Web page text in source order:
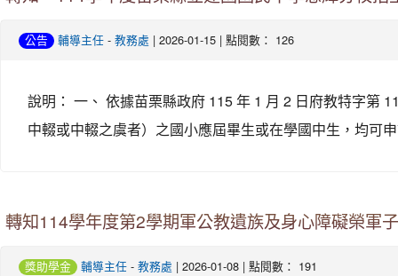
公告 輔導主任 - 教務處 | 2026-01-15 | 點閱數： 126
說明： 一、 依據苗栗縣政府 115 年 1 月 2 日府教特字第
中輟或中輟之虞者）之國小應屆畢生或在學國中生，均可
轉知114學年度第2學期軍公教遺族及身心障礙榮軍
獎助學金 輔導主任 - 教務處 | 2026-01-08 | 點閱數： 191